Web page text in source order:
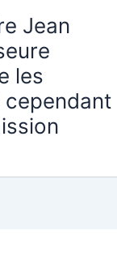
Jean
les
cependant